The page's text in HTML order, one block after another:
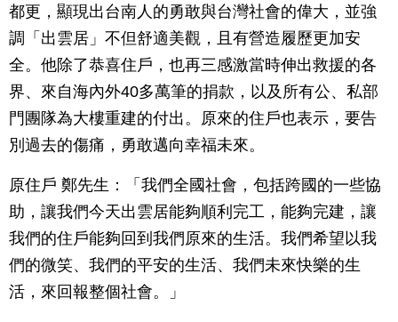
都更，顯現出台南人的勇敢與台灣社會的偉大，並強
調「出雲居」不但舒適美觀，且有營造履歷更加安
全。他除了恭喜住戶，也再三感激當時伸出救援的各
界、來自海內外40多萬筆的捐款，以及所有公、私部
門團隊為大樓重建的付出。原來的住戶也表示，要告
別過去的傷痛，勇敢邁向幸福未來。
原住戶 鄭先生：「我們全國社會，包括跨國的一些協
助，讓我們今天出雲居能夠順利完工，能夠完建，讓
我們的住戶能夠回到我們原來的生活。我們希望以我
們的微笑、我們的平安的生活、我們未來快樂的生
活，來回報整個社會。」